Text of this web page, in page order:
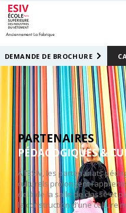
DEMANDE DE BROCHURE
Anciennement La Fabrique
À l’ESIV, les partenariats
culturels prolongent
delà de la salle de classe et
la construction d’une culture
PARTENAIRES
PÉDAGOGIQUES &